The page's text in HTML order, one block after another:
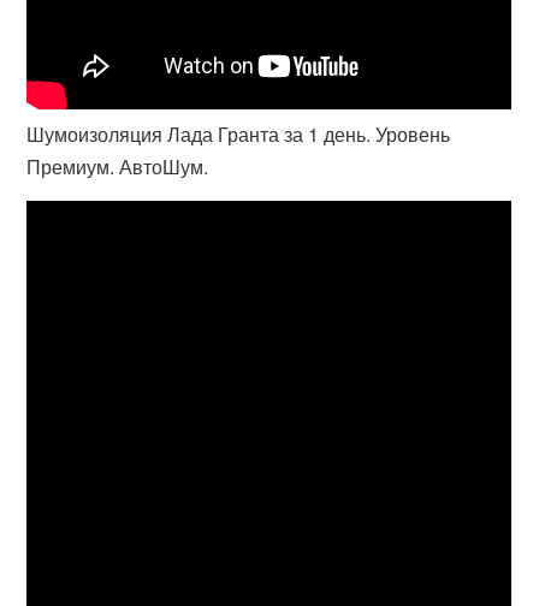
Шумоизоляция Лада Гранта за 1 день. Уровень
Премиум. АвтоШум.